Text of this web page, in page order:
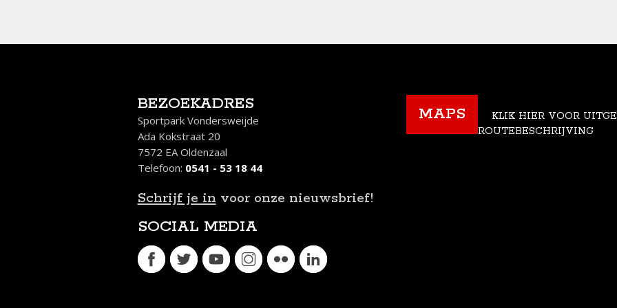
BEZOEKADRES
Sportpark Vondersweijde
Ada Kokstraat 20
7572 EA Oldenzaal
Telefoon: 0541 - 53 18 44
Schrijf je in voor onze nieuwsbrief!
SOCIAL MEDIA
MAPS
KLIK HIER VOOR
ROUTEBESCHRIJVING